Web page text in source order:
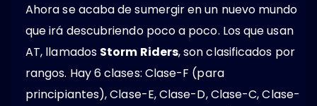
Ahora se acaba de sumergir en un nuevo mundo
que irá descubriendo poco a poco. Los que usan
AT, llamados Storm Riders, son clasificados por
rangos. Hay 6 clases: Clase-F (para
principiantes), Clase-E, Clase-D, Clase-C, Clase-